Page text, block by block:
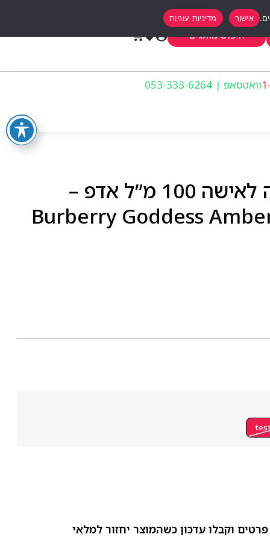
חיפוש מותגים
וואטסאפ | 053-333-6264
ברברי גודס אמבר ונילה לאישה 100 מ”ל אדפ –
Burberry Goddess
וקבלו עדכון כשהמוצר יחזור למלאי
אישור מדיניות עוגיות